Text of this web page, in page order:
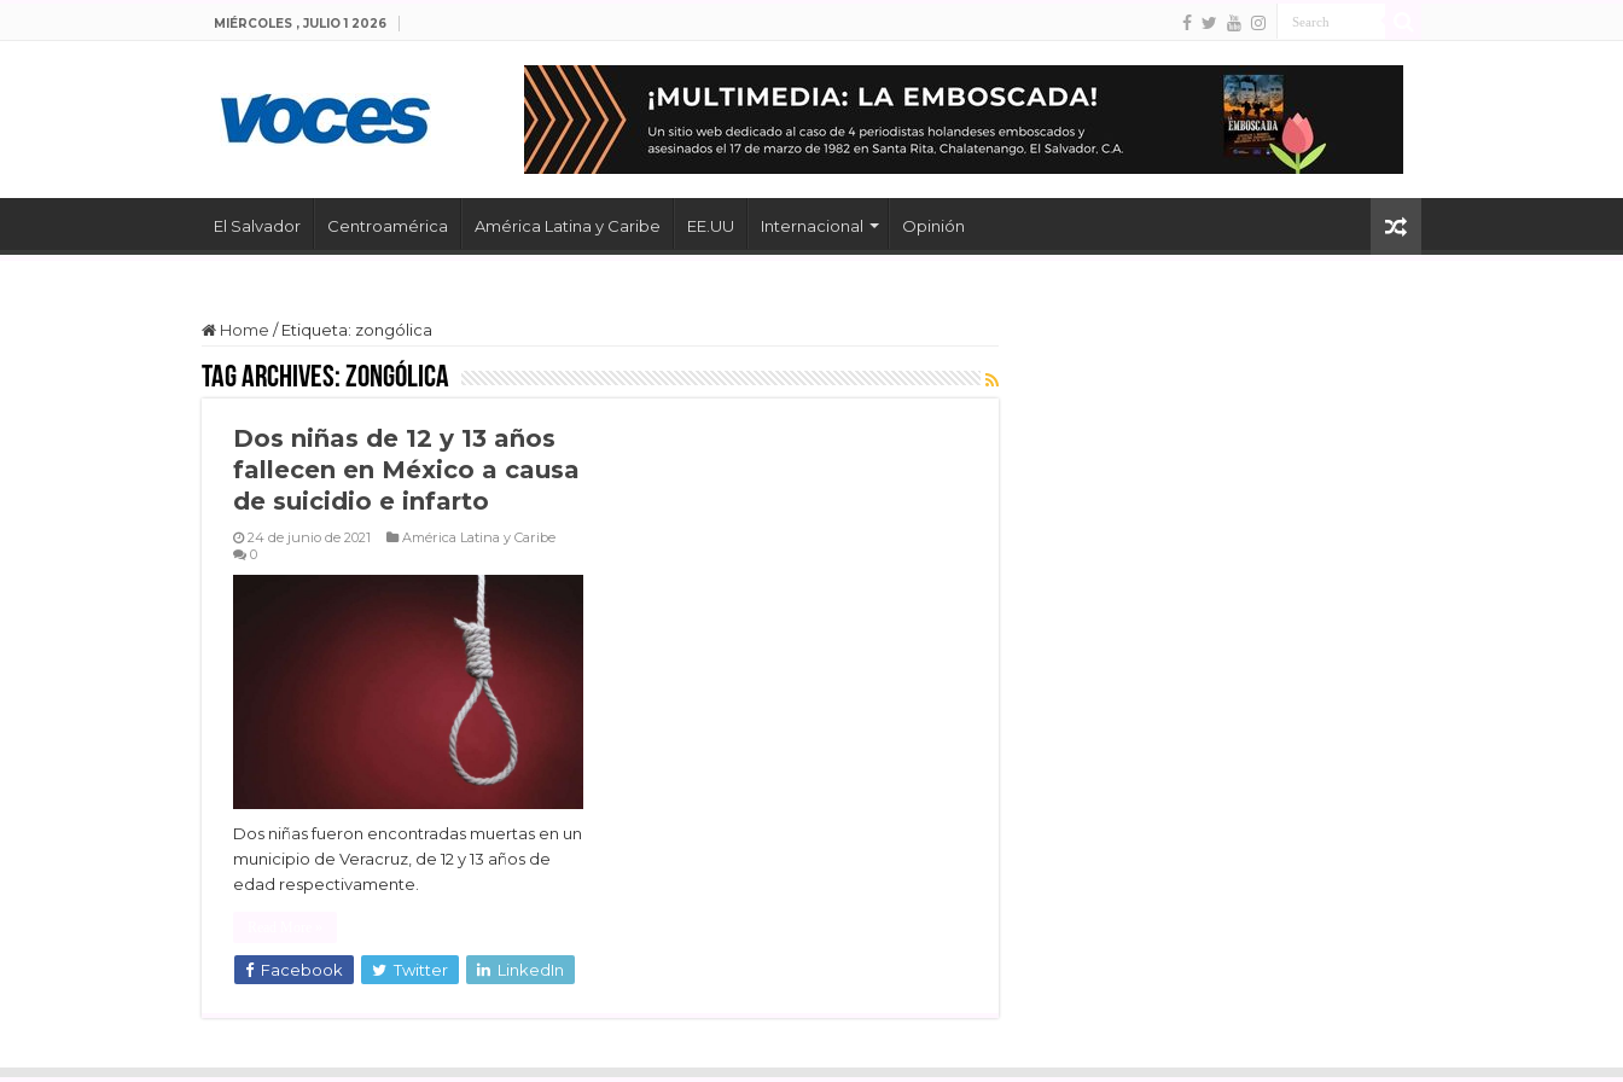
MIÉRCOLES , JULIO 1 2026
El Salvador Centroamérica América Latina y Caribe EE.UU Internacional Opinión
Home / Etiqueta: zongólica
Tag Archives:zongólica
Dos niñas de 12 y 13 años
fallecen en México a causa
de suicidio e infarto
24 de junio de 2021
América Latina y Caribe
0
Dos niñas fueron encontradas muertas en un
municipio de Veracruz, de 12 y 13 años de
edad respectivamente.
Facebook Twitter LinkedIn